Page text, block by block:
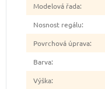
Modelová řada:
Nosnost regálu:
Povrchová úprava:
Barva:
Výška: